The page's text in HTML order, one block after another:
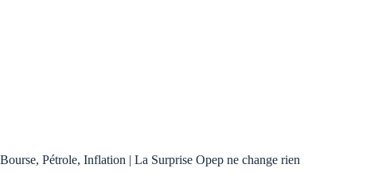
Bourse, Pétrole, Inflation | La Surprise Opep ne change rien